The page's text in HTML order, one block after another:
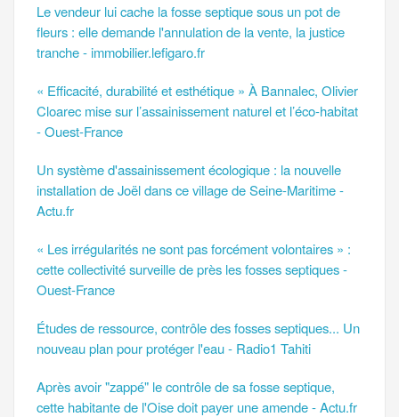
Le vendeur lui cache la fosse septique sous un pot de
fleurs : elle demande l'annulation de la vente, la justice
tranche - immobilier.lefigaro.fr
« Efficacité, durabilité et esthétique » À Bannalec, Olivier
Cloarec mise sur l’assainissement naturel et l’éco-habitat
- Ouest-France
Un système d'assainissement écologique : la nouvelle
installation de Joël dans ce village de Seine-Maritime -
Actu.fr
« Les irrégularités ne sont pas forcément volontaires » :
cette collectivité surveille de près les fosses septiques -
Ouest-France
Études de ressource, contrôle des fosses septiques... Un
nouveau plan pour protéger l'eau - Radio1 Tahiti
Après avoir "zappé" le contrôle de sa fosse septique,
cette habitante de l'Oise doit payer une amende - Actu.fr